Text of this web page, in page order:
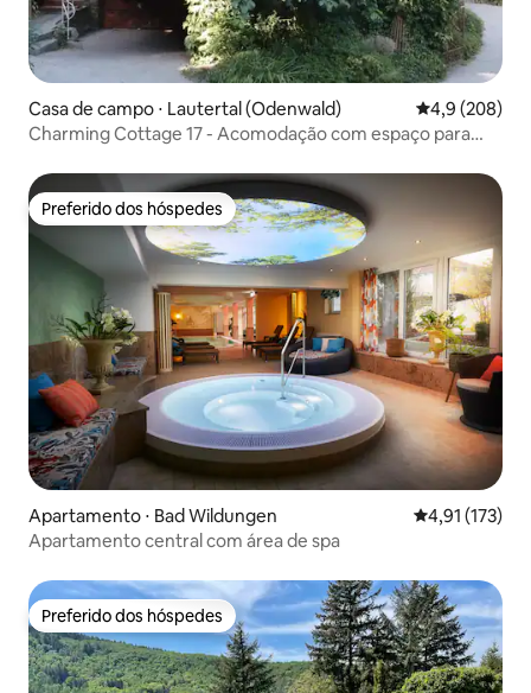
Casa de campo ⋅ Lautertal (Odenwald) 4,9 de uma
4,9 (208)
Charming Cottage 17 - Acomodação com espaço para
Preferido dos hóspedes
Preferido dos hóspedes
Apartamento ⋅ Bad Wildungen 4,91 de uma
4,91 (173)
Apartamento central com área de spa
Preferido dos hóspedes
Preferido dos hóspedes